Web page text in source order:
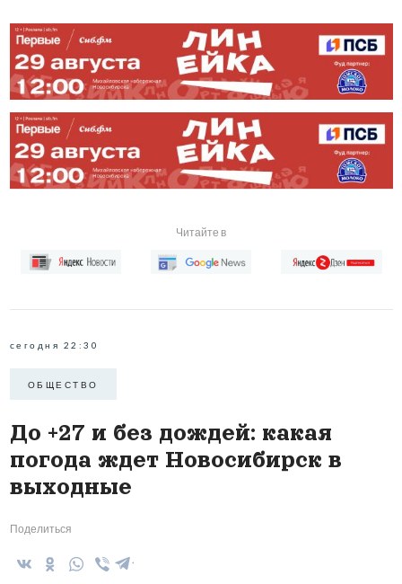
Читайте в
сегодня 22:30
ОБЩЕСТВО
До +27 и без дождей: какая
погода ждет Новосибирск в
выходные
Поделиться